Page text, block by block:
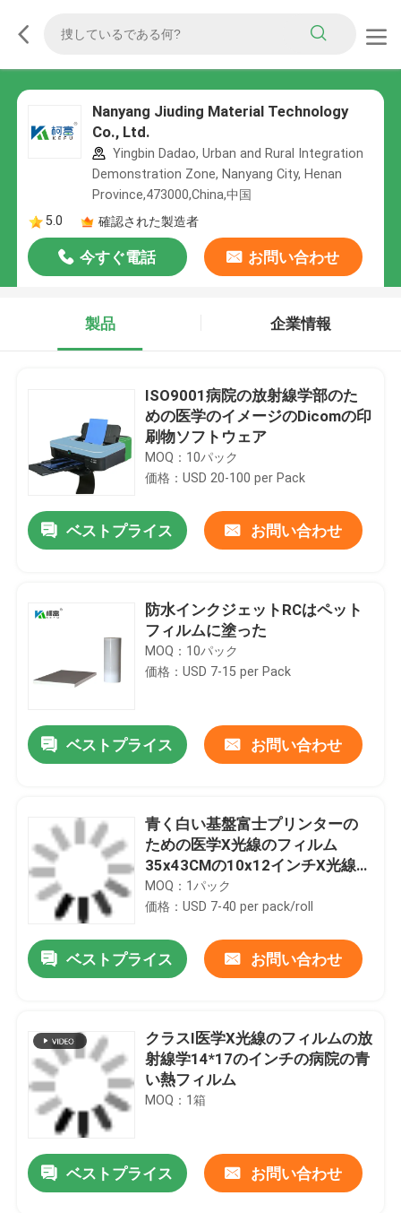
Nanyang Jiuding Material Technology
Co., Ltd.
Yingbin Dadao, Urban and Rural Integration
Demonstration Zone, Nanyang City, Henan
Province,473000,China,中国
5.0
確認された製造者
今すぐ電話 お問い合わせ
製品 企業情報
ISO9001病院の放射線学部のた
めの医学のイメージのDicomの印
刷物ソフトウェア
MOQ：10パック
価格：USD 20-100 per Pack
ベストプライス お問い合わせ
防水インクジェットRCはペット
フィルムに塗った
MOQ：10パック
価格：USD 7-15 per Pack
ベストプライス お問い合わせ
青く白い基盤富士プリンターの
ための医学X光線のフィルム
35x43CMの10x12インチX光線の
乾燥したフィルム
MOQ：1パック
価格：USD 7-40 per pack/roll
ベストプライス お問い合わせ
クラスI医学X光線のフィルムの放
射線学14*17のインチの病院の青
い熱フィルム
MOQ：1箱
ベストプライス お問い合わせ